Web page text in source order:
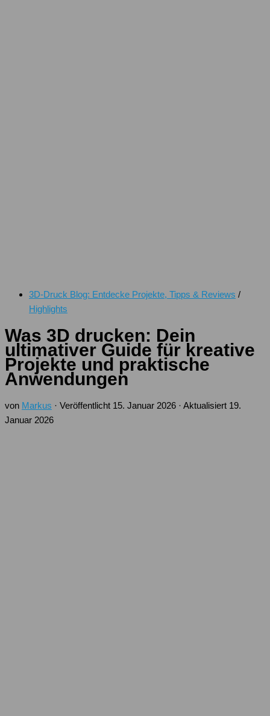
3D-Druck Blog: Entdecke Projekte, Tipps & Reviews /
Highlights
Was 3D drucken: Dein
ultimativer Guide für kreative
Projekte und praktische
Anwendungen
von Markus · Veröffentlicht 15. Januar 2026 · Aktualisiert 19.
Januar 2026